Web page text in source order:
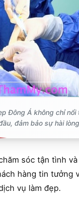
Đông Á không chỉ
đảm bảo sự hài
sóc tận tình
hàng tin tưởng
vụ làm đẹp.